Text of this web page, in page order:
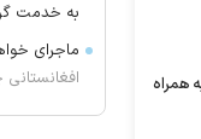
همراه
به خدمت
ماجرای